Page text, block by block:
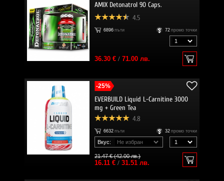
AMIX Detonatrol 90 Caps.
4.5
6896 пъти 72 промо точки
36.30 €/ 71.00 лв.
-25%
EVERBUILD Liquid L-Carnitine 3000
mg + Green Tea
4.8
6632 пъти 32 промо точки
Вкус:
21.47 € (42.00 лв.)
16.11 €/ 31.51 лв.